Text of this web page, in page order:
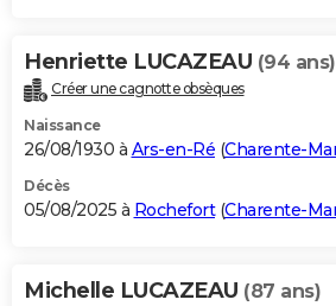
Henriette LUCAZEAU (94 ans)
Créer une cagnotte obsèques
Naissance
26/08/1930 à Ars-en-Ré (Charente-
Décès
05/08/2025 à Rochefort(Charente-
Michelle LUCAZEAU (87 ans)